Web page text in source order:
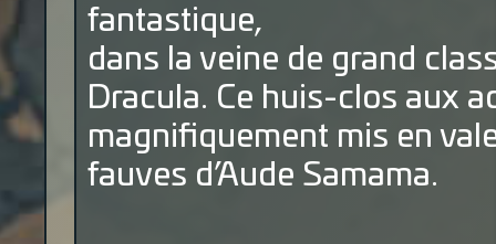
fantastique,
dans la veine de grand
Dracula. Ce huis-clos aux
magnifiquement mis en
fauves d’Aude Samama.